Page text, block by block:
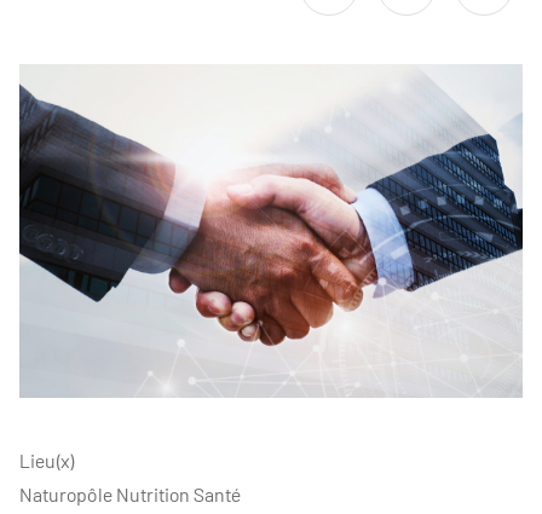
Lieu(x)
Naturopôle Nutrition Santé